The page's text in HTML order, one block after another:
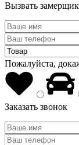
Вызвать
Пожалуйста,
Заказать звонок